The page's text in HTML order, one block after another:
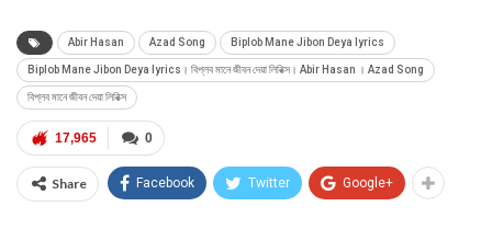
Abir Hasan Azad Song Biplob Mane Jibon Deya lyrics
Biplob Mane Jibon Deya lyrics। বিপ্লব মানে জীবন দেয়া লিরিক্স। Abir Hasan । Azad Song
বিপ্লব মানে জীবন দেয়া লিরিক্স
0
17,965
Share Facebook Twitter Google+